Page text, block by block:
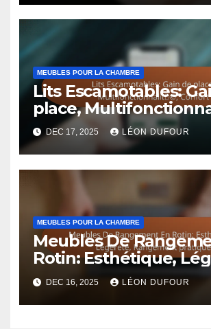
MEUBLES POUR LA CHAMBRE
Lits Escamotables:
place,
Confort
DEC 17, 2025 LÉON DUFOUR
MEUBLES POUR LA CHAMBRE
Meubles De
Rotin: Esthétique,
Rangement pratique
DEC 16, 2025 LÉON DUFOUR